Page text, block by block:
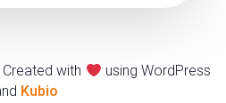
with
using WordPress
Kubio